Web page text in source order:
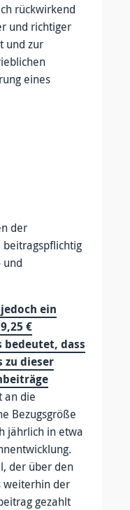
rückwirkend
und richtiger
und zur
eines
der
und
ein
€
dass
zu dieser
an die
Bezugsgröße
jährlich in etwa
der über den
weiterhin der
gezahlt